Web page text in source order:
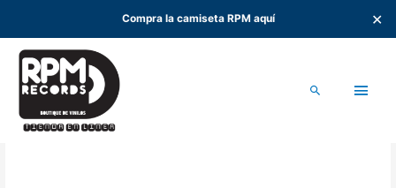
Compra la camiseta RPM aquí ✕
contenido
Buscar